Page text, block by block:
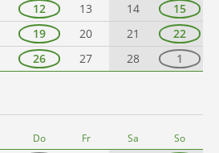
12 13 14
15
19 20 21
22
26 27 28 1
Do Fr Sa So